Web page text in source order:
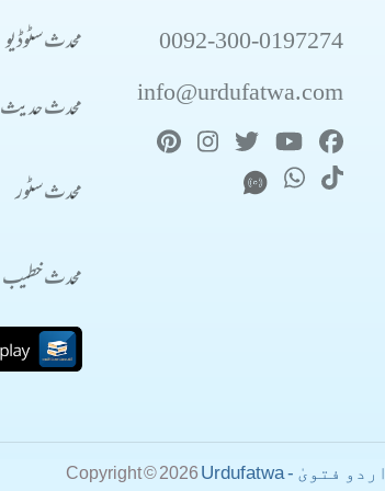
0092-300-0197274
info@urdufatwa.com
محدث سٹوڈیو
محدث حدیث
محدث سٹور
محدث خطیب
Copyright © 2026 Urdufatwa - اردو فتویٰ